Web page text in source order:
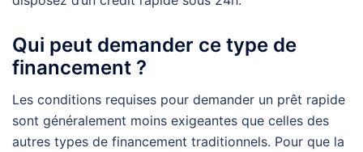
Qui peut demander ce type de
financement ?
Les conditions requises pour demander un prêt rapide
sont généralement moins exigeantes que celles des
autres types de financement traditionnels. Pour que la